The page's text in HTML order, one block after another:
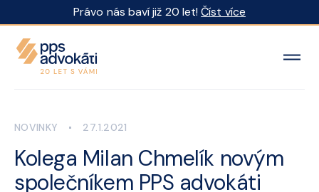
Právo nás baví již 20 let!Číst více
NOVINKY 27.1.2021
Kolega Milan Chmelík novým
společníkem PPS advokáti